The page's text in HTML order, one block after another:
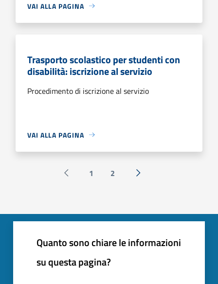
VAI ALLA PAGINA
Trasporto scolastico per studenti con
disabilità: iscrizione al servizio
Procedimento di iscrizione al servizio
VAI ALLA PAGINA
Pagina precedente
1 2 Successiva »
Quanto sono chiare le informazioni
su questa pagina?